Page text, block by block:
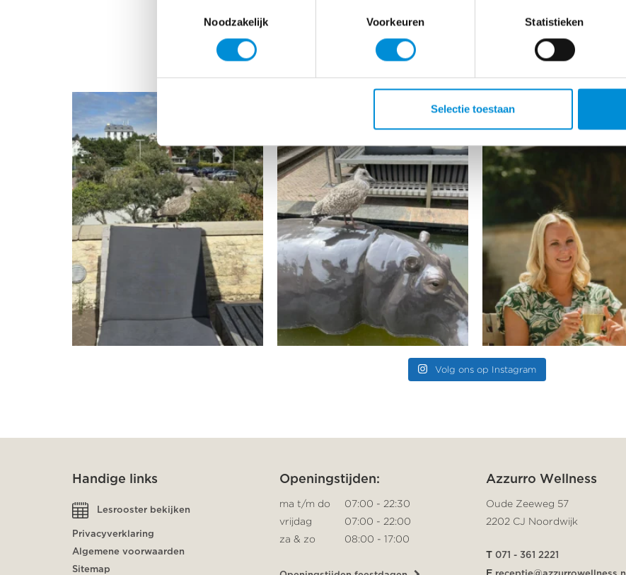
Noodzakelijk
Voorkeuren Statistieken
Selectie toestaan
VOLG ONS OP INSTAGRAM
Volg ons op Instagram
Handige links
Lesrooster bekijken
Privacyverklaring
Algemene voorwaarden
Sitemap
Openingstijden:
ma t/m do
07:00 - 22:30
vrijdag
07:00 - 22:00
za & zo
08:00 - 17:00
Azzurro Wellness
Oude Zeeweg 57
2202 CJ Noordwijk
T 071 - 361 2221